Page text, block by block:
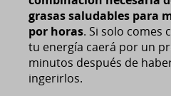
grasas saludables para
por horas. Si solo comes
tu energía caerá por un
minutos después de
ingerirlos.